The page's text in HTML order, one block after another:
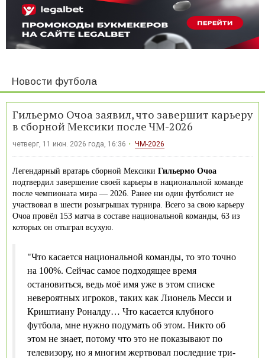
Новости футбола
Гильермо Очоа заявил, что завершит карьеру
в сборной Мексики после ЧМ-2026
четверг, 11 июн. 2026 года, 16:36 ЧМ-2026
Легендарный вратарь сборной Мексики Гильермо Очоа
подтвердил завершение своей карьеры в национальной команде
после чемпионата мира — 2026. Ранее ни один футболист не
участвовал в шести розыгрышах турнира. Всего за свою карьеру
Очоа провёл 153 матча в составе национальной команды, 63 из
которых он отыграл всухую.
"Что касается национальной команды, то это точно
на 100%. Сейчас самое подходящее время
остановиться, ведь моё имя уже в этом списке
невероятных игроков, таких как Лионель Месси и
Криштиану Роналду… Что касается клубного
футбола, мне нужно подумать об этом. Никто об
этом не знает, потому что это не показывают по
телевизору, но я многим жертвовал последние три-